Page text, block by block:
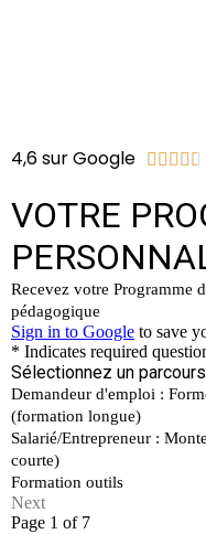
4,6 sur Google     